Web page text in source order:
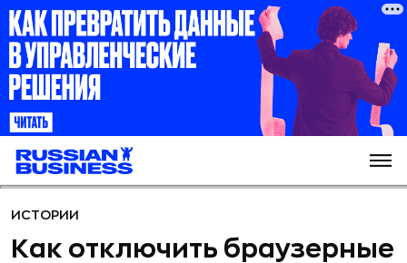
ИСТОРИИ
Как отключить браузерные